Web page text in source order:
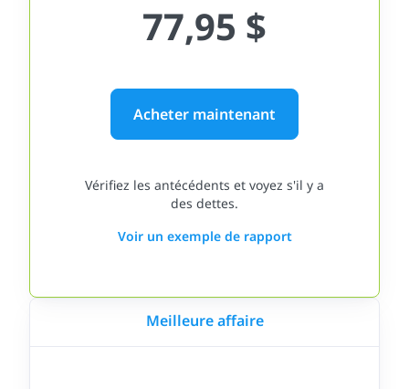
77,95 $
Acheter maintenant
Vérifiez les antécédents et voyez s'il y a
des dettes.
Voir un exemple de rapport
Meilleure affaire